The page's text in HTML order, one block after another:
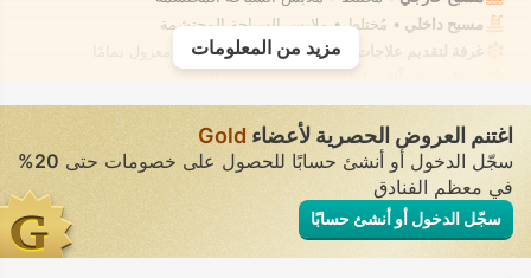
مسبح داخلي • مُختلط • ملابس السباحة المحتشمة
غرفة لتقديم علاجات السبا، تدليك • تأجير خاص • معزول تمامًا
مرحاض بشطّاف داخلي مدمج• في جميع الغرف
مزيد من المعلومات
اغتنم العروض الحصرية لأعضاء Gold
سجّل الدخول أو أنشئ حسابًا للحصول على خصومات حتى20%
في معظم الفنادق
سجّل الدخول أو أنشئ حسابًا